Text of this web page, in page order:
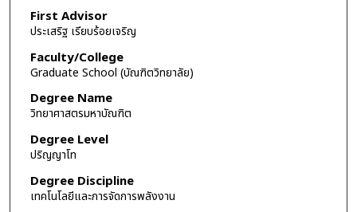
First Advisor
ประเสริฐ เรียบร้อยเจริญ
Faculty/College
Graduate School (บัณฑิตวิทยาลัย)
Degree Name
วิทยาศาสตรมหาบัณฑิต
Degree Level
ปริญญาโท
Degree Discipline
เทคโนโลยีและการจัดการพลังงาน